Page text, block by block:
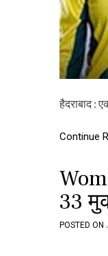
हैदराबाद :
Continue
33
POSTED ON